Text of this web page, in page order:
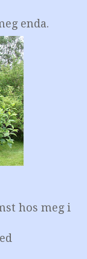
enda.
hos meg i